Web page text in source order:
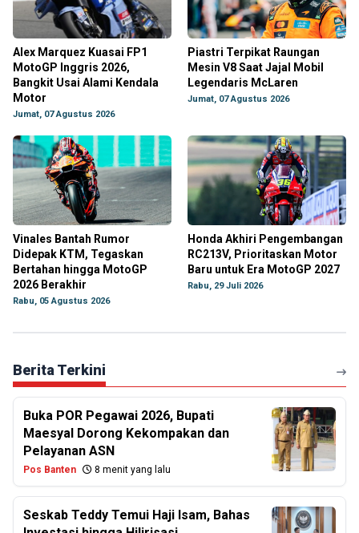
Alex Marquez Kuasai FP1
MotoGP Inggris 2026,
Bangkit Usai Alami Kendala
Motor
Jumat, 07 Agustus 2026
Piastri Terpikat Raungan
Mesin V8 Saat Jajal Mobil
Legendaris McLaren
Jumat, 07 Agustus 2026
Vinales Bantah Rumor
Didepak KTM, Tegaskan
Bertahan hingga MotoGP
2026 Berakhir
Rabu, 05 Agustus 2026
Honda Akhiri Pengembangan
RC213V, Prioritaskan Motor
Baru untuk Era MotoGP 2027
Rabu, 29 Juli 2026
Berita Terkini
Buka POR Pegawai 2026, Bupati
Maesyal Dorong Kekompakan dan
Pelayanan ASN
Pos Banten 8 menit yang lalu
Seskab Teddy Temui Haji Isam, Bahas